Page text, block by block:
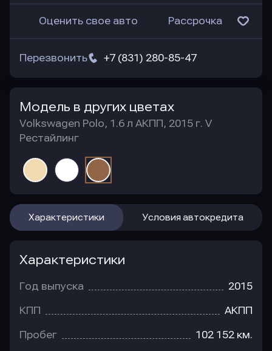
Оценить свое авто Рассрочка
+7 (831) 280-85-47
Перезвонить
Модель в других цветах
Volkswagen Polo, 1.6 л АКПП, 2015 г. V
Рестайлинг
Характеристики Условия автокредита
Характеристики
Год выпуска 2015
КПП АКПП
Пробег 102 152 км.